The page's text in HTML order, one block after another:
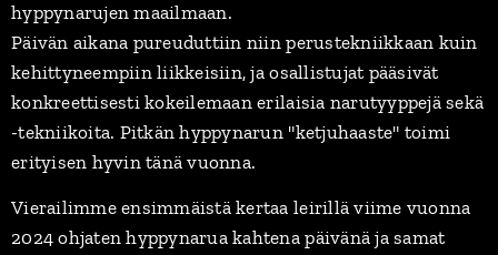
hyppynarujen maailmaan.
Päivän aikana pureuduttiin niin perustekniikkaan kuin
kehittyneempiin liikkeisiin, ja osallistujat pääsivät
konkreettisesti kokeilemaan erilaisia narutyyppejä sekä
-tekniikoita. Pitkän hyppynarun "ketjuhaaste" toimi
erityisen hyvin tänä vuonna.
Vierailimme ensimmäistä kertaa leirillä viime vuonna
2024 ohjaten hyppynarua kahtena päivänä ja samat